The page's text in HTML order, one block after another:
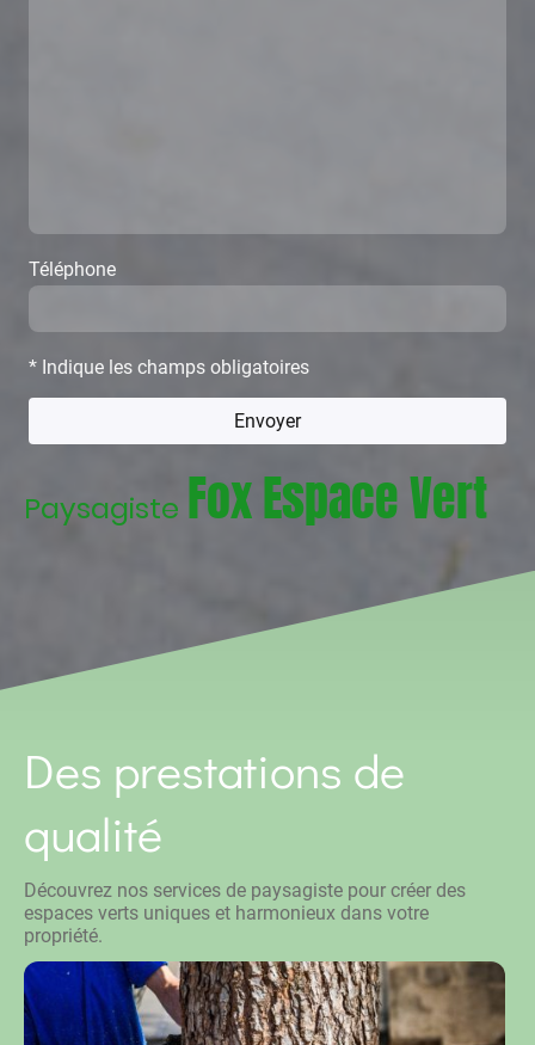
Téléphone
* Indique les champs obligatoires
Envoyer
Paysagiste Fox Espace Vert
Des prestations de
qualité
Découvrez nos services de paysagiste pour créer des
espaces verts uniques et harmonieux dans votre
propriété.